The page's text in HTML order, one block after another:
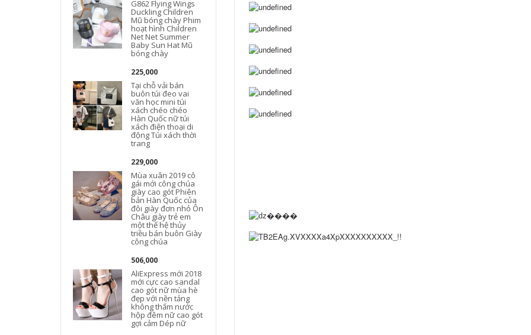
G862 Flying Wings
Duckling Children
Mũ bóng chày Phim
hoạt hình Children
Net Net Summer
Baby Sun Hat Mũ
bóng chày
225,000
Tại chỗ vải bán
buôn túi đeo vai
văn học mini túi
xách chéo chéo
Hàn Quốc nữ túi
xách điện thoại di
động Túi xách thời
trang
229,000
Mùa xuân 2019 cô
gái mới công chúa
giày cao gót Phiên
bản Hàn Quốc của
đôi giày đơn nhỏ Ôn
Châu giày trẻ em
một thế hệ thủy
triều bán buôn Giày
công chúa
506,000
AliExpress mới 2018
mới cực cao sandal
cao gót nữ mùa hè
đẹp với nền tảng
không thấm nước
hộp đêm nữ cao gót
gợi cảm Dép nữ